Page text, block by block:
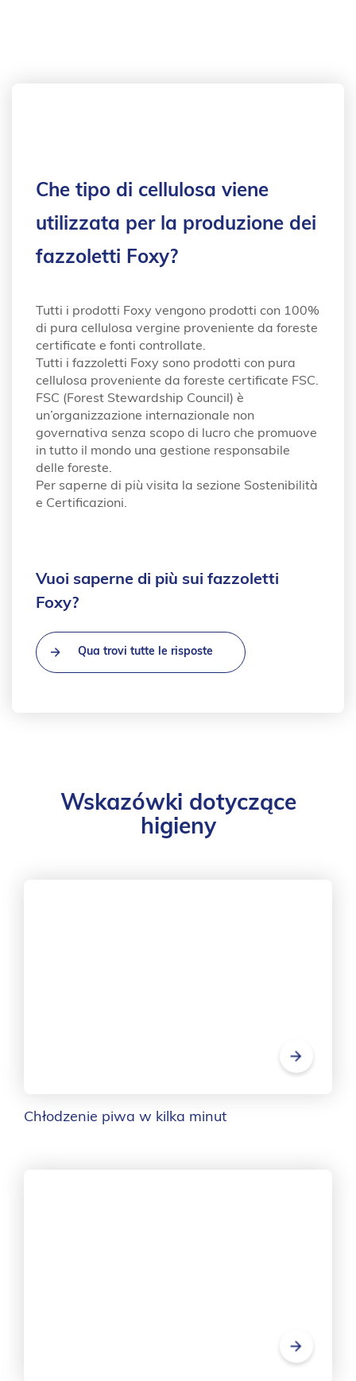
Che tipo di cellulosa viene
utilizzata per la produzione dei
fazzoletti Foxy?
Tutti i prodotti Foxy vengono prodotti con 100%
di pura cellulosa vergine proveniente da foreste
certificate e fonti controllate.
Tutti i fazzoletti Foxy sono prodotti con pura
cellulosa proveniente da foreste certificate FSC.
FSC (Forest Stewardship Council) è
un’organizzazione internazionale non
governativa senza scopo di lucro che promuove
in tutto il mondo una gestione responsabile
delle foreste.
Per saperne di più visita la sezione Sostenibilità
e Certificazioni.
Vuoi saperne di più sui fazzoletti
Foxy?
Qua trovi tutte le risposte
Wskazówki dotyczące
higieny
Chłodzenie piwa w kilka minut